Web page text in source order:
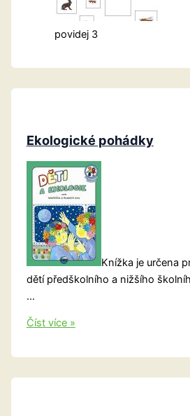
povidej 3
Ekologické pohádky
Knížka je určena
dětí předškolního a nižšího
…
Ekologické
Číst více »